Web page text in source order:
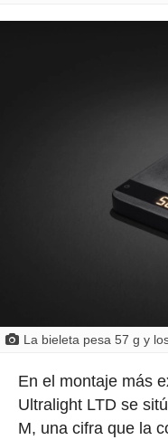
La bieleta pesa 57 g y
En el montaje más
Ultralight LTD se
M, una cifra que la